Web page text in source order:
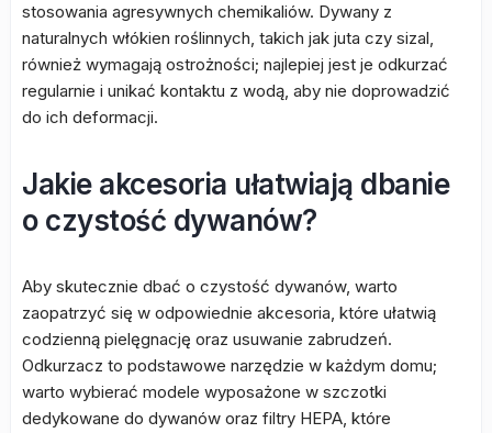
stosowania agresywnych chemikaliów. Dywany z
naturalnych włókien roślinnych, takich jak juta czy sizal,
również wymagają ostrożności; najlepiej jest je odkurzać
regularnie i unikać kontaktu z wodą, aby nie doprowadzić
do ich deformacji.
Jakie akcesoria ułatwiają dbanie
o czystość dywanów?
Aby skutecznie dbać o czystość dywanów, warto
zaopatrzyć się w odpowiednie akcesoria, które ułatwią
codzienną pielęgnację oraz usuwanie zabrudzeń.
Odkurzacz to podstawowe narzędzie w każdym domu;
warto wybierać modele wyposażone w szczotki
dedykowane do dywanów oraz filtry HEPA, które